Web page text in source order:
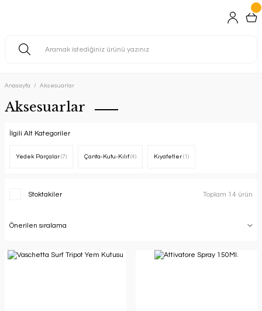
Anasayfa Aksesuarlar
Aksesuarlar
İlgili Alt Kategoriler
Yedek Parçalar (7) Çanta-Kutu-Kılıf (4) Kıyafetler (1)
Stoktakiler Toplam 14 ürün